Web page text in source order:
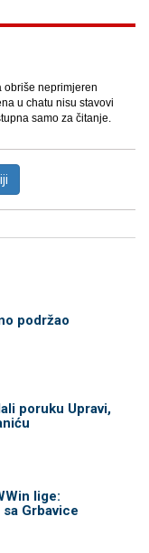
obriše neprimjeren
u chatu nisu stavovi
samo za čitanje.
podržao
poruku Upravi,
lige:
Grbavice